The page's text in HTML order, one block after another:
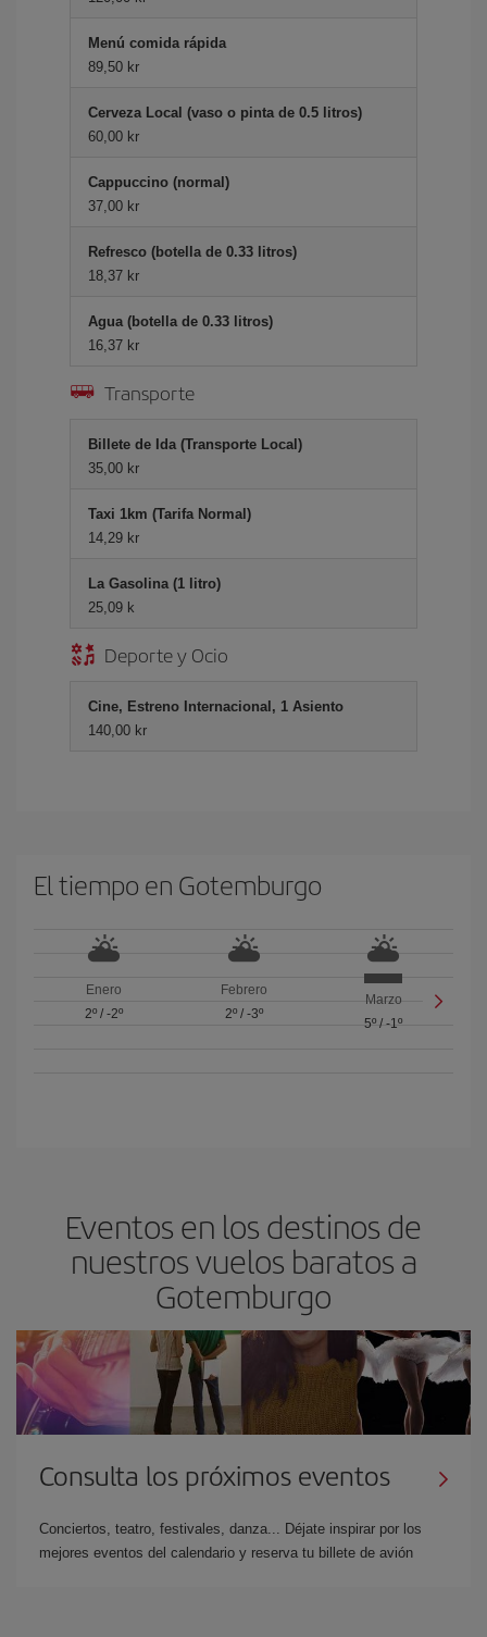
Menú comida rápida
89,50 kr
Cerveza Local (vaso o pinta de 0.5 litros)
60,00 kr
Cappuccino (normal)
37,00 kr
Refresco (botella de 0.33 litros)
18,37 kr
Agua (botella de 0.33 litros)
16,37 kr
Transporte
Billete de Ida (Transporte Local)
35,00 kr
Taxi 1km (Tarifa Normal)
14,29 kr
La Gasolina (1 litro)
25,09 k
Deporte y Ocio
Cine, Estreno Internacional, 1 Asiento
140,00 kr
El tiempo en Gotemburgo
Enero
2º/ -2º
Febrero
2º/ -3º
Marzo
5º /-1º
Eventos en los destinos de
nuestros vuelos baratos a
Gotemburgo
Consulta los próximos eventos
Conciertos, teatro, festivales, danza... Déjate inspirar por los
mejores eventos del calendario y reserva tu billete de avión